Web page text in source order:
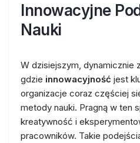
Innowacyjne
Nauki
W dzisiejszym, dynamicznie
gdzie innowacyjność jest
organizacje coraz częściej
metody nauki. Pragną w ten
kreatywność i
pracowników. Takie